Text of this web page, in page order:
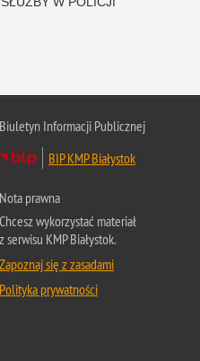
Biuletyn Informacji Publicznej
BIP KMP Białystok
Nota prawna
Chcesz wykorzystać materiał
z serwisu KMP Białystok.
Zapoznaj się z zasadami
Polityka prywatności